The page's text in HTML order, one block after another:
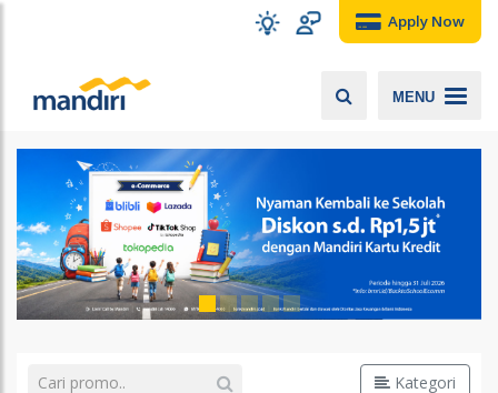
Apply Now
MENU
Kategori